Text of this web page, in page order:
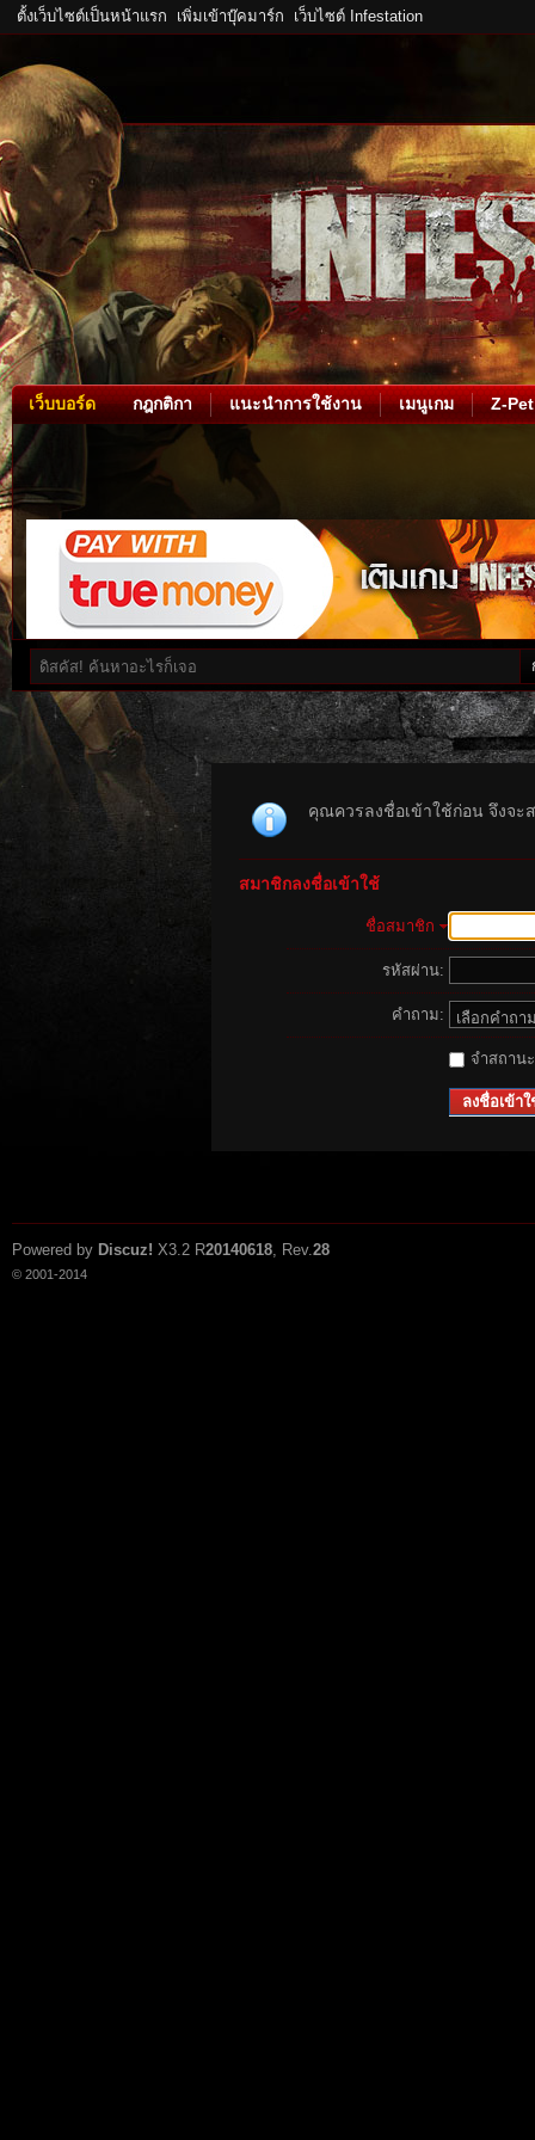
ตั้งเว็บไซต์เป็นหน้าแรก เพิ่มเข้าบุ๊คมาร์ก เว็บไซต์ Infestation
เว็บบอร์ด กฎกติกา แนะนำการใช้งาน เมนูเกม Z-Pet
คุณควรลงชื่อเข้าใช้ก่อน จึงจะ
สมาชิกลงชื่อเข้าใช้
ชื่อสมาชิก
รหัสผ่าน:
คำถาม:
จำสถาน
ลงชื่อเข้าใ
Powered by Discuz! X3.2 R20140618, Rev.28
© 2001-2014